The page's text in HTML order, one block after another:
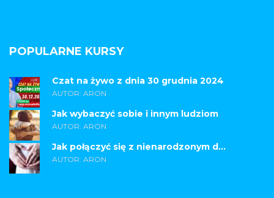
POPULARNE KURSY
Czat na żywo z dnia 30 grudnia 2024
AUTOR: ARON
Jak wybaczyć sobie i innym ludziom
AUTOR: ARON
Jak połączyć się z nienarodzonym d...
AUTOR: ARON